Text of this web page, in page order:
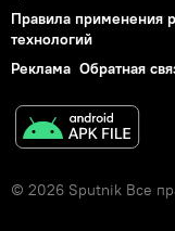
Правила применения
технологий
Реклама Обратная
© 2026 Sputnik Все